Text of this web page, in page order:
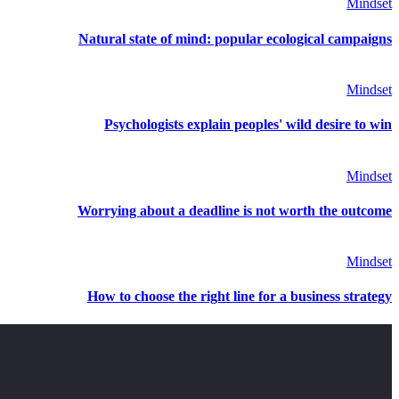
Mindset
Natural state of mind: popular ecological campaigns
Mindset
Psychologists explain peoples' wild desire to win
Mindset
Worrying about a deadline is not worth the outcome
Mindset
How to choose the right line for a business strategy